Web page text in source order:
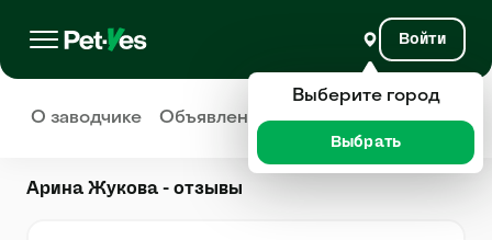
Войти
О заводчике Объявления Отзывы
Арина Жукова - отзывы
Выберите город
Выбрать